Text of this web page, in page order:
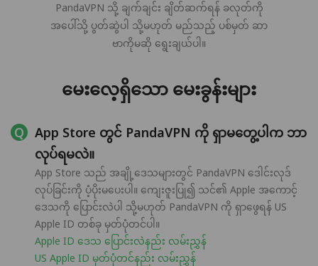
PandaVPN သို့ ချက်ချင်း ချိတ်ဆက်ရန် ခလုတ်ကို
အပေါ်သို့ ပွတ်ဆွဲပါ သို့မဟုတ် မည်သည့် ပစ်မှတ် ဆာ
ဗာကိုမဆို ရွေးချယ်ပါ။
မေးလေ့ရှိသော မေးခွန်းများ
App Store တွင် PandaVPN ကို ရှာမတွေ့ပါက ဘာ
လုပ်ရမလဲ။
App Store သည် အချို့ဒေသများတွင် PandaVPN ဒေါင်းလုဒ်
လုပ်ခြင်းကို ပံ့ပိုးမပေးပါ။ ကျေးဇူးပြု၍ သင်၏ Apple အကောင့်
ဒေသကို ပြောင်းလဲပါ သို့မဟုတ် PandaVPN ကို ရှာဖွေရန် US
Apple ID တစ်ခု မှတ်ပုံတင်ပါ။
Apple ID ဒေသ ပြောင်းလဲနည်း လမ်းညွှန်
US Apple ID မှတ်ပုံတင်နည်း လမ်းညွှန်